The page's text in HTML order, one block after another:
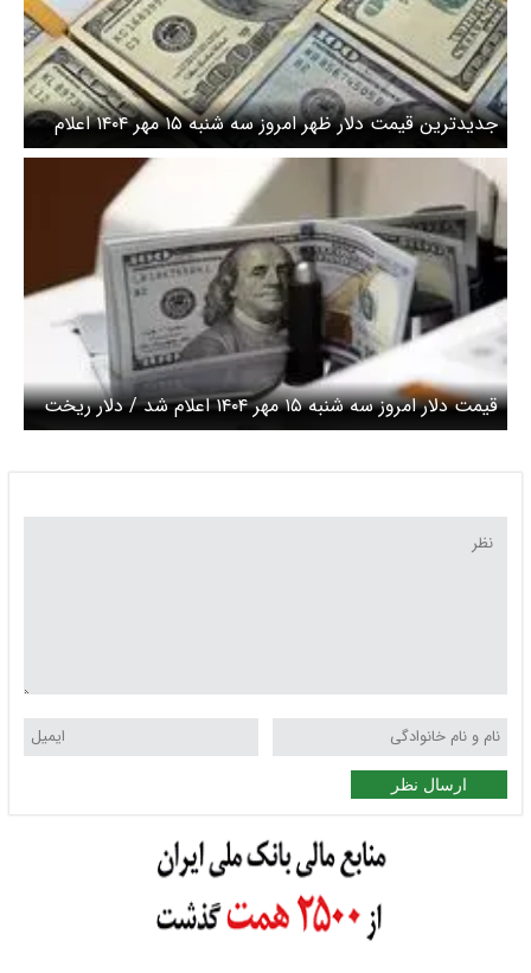
جدیدترین قیمت دلار ظهر امروز سه شنبه ۱۵ مهر ۱۴۰۴ اعلام
شد / حرکت آهسته قیمت دلار به سمت بالا
قیمت دلار امروز سه شنبه ۱۵ مهر ۱۴۰۴ اعلام شد / دلار ریخت
ارسال نظر